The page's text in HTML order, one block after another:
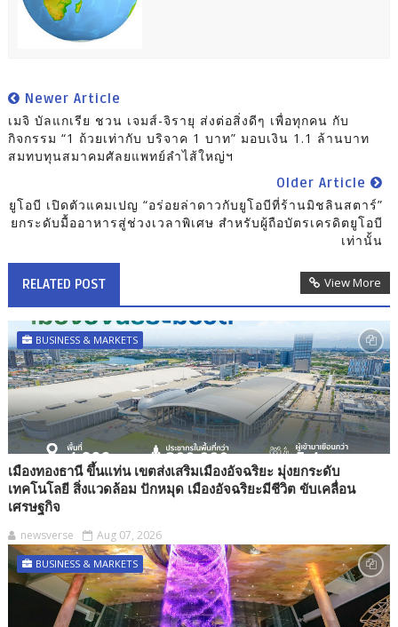
Newer Article
เมจิ บัลแกเรีย ชวน เจมส์-จิรายุ ส่งต่อสิ่งดีๆ เพื่อทุกคน กับ
กิจกรรม “1 ถ้วยเท่ากับ บริจาค 1 บาท” มอบเงิน 1.1 ล้านบาท
สมทบทุนสมาคมศัลยแพทย์ลำไส้ใหญ่ฯ
Older Article
ยูโอบี เปิดตัวแคมเปญ “อร่อยล่าดาวกับยูโอบีที่ร้านมิชลินสตาร์”
ยกระดับมื้ออาหารสู่ช่วงเวลาพิเศษ สำหรับผู้ถือบัตรเครดิตยูโอบี
เท่านั้น
RELATED POST View More
BUSINESS & MARKETS
เมืองทองธานี ขึ้นแท่น เขตส่งเสริมเมืองอัจฉริยะ มุ่งยกระดับ
เทคโนโลยี สิ่งแวดล้อม ปักหมุด เมืองอัจฉริยะมีชีวิต ขับเคลื่อน
เศรษฐกิจ
newsverse Aug 07, 2026
BUSINESS & MARKETS